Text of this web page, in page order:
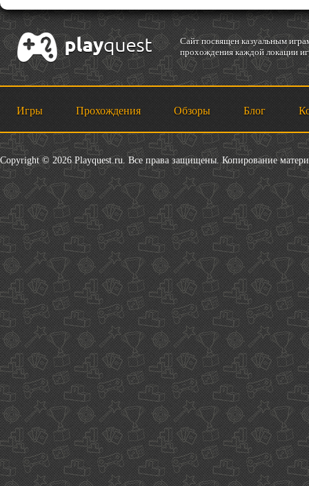
Cайт посвящен казуальным
прохождения каждой локации
Игры Прохождения Обзоры Блог
Copyright © 2026 Playquest.ru. Все права защищены. Копирование